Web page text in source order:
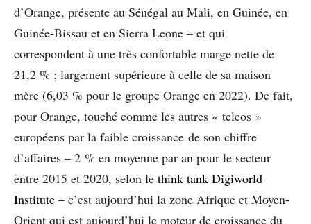
d’Orange, présente au Sénégal au Mali, en Guinée, en
Guinée-Bissau et en Sierra Leone – et qui
correspondent à une très confortable marge nette de
21,2 % ; largement supérieure à celle de sa maison
mère (6,03 % pour le groupe Orange en 2022). De fait,
pour Orange, touché comme les autres « telcos »
européens par la faible croissance de son chiffre
d’affaires – 2 % en moyenne par an pour le secteur
entre 2015 et 2020, selon le think tank Digiworld
Institute – c’est aujourd’hui la zone Afrique et Moyen-
Orient qui est aujourd’hui le moteur de croissance du